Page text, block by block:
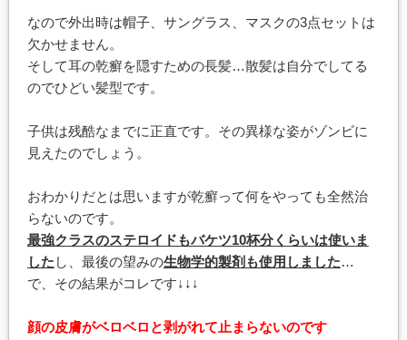
なので外出時は帽子、サングラス、マスクの3点セットは
欠かせません。
そして耳の乾癬を隠すための長髪…散髪は自分でしてる
のでひどい髪型です。
子供は残酷なまでに正直です。その異様な姿がゾンビに
見えたのでしょう。
おわかりだとは思いますが乾癬って何をやっても全然治
らないのです。
最強クラスのステロイドもバケツ10杯分くらいは使いま
した し、最後の望みの生物学的製剤も使用しました…
で、その結果がコレです↓↓↓
顔の皮膚がベロベロと剥がれて止まらないのです